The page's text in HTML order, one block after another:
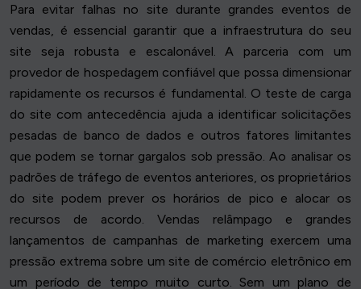
Para evitar falhas no site durante grandes eventos de
vendas, é essencial garantir que a infraestrutura do seu
site seja robusta e escalonável. A parceria com um
provedor de hospedagem confiável que possa dimensionar
rapidamente os recursos é fundamental. O teste de carga
do site com antecedência ajuda a identificar solicitações
pesadas de banco de dados e outros fatores limitantes
que podem se tornar gargalos sob pressão. Ao analisar os
padrões de tráfego de eventos anteriores, os proprietários
do site podem prever os horários de pico e alocar os
recursos de acordo. Vendas relâmpago e grandes
lançamentos de campanhas de marketing exercem uma
pressão extrema sobre um site de comércio eletrônico em
um período de tempo muito curto. Sem um plano de